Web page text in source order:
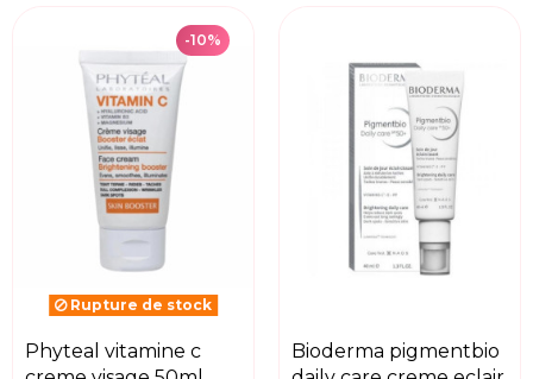
-10%
Rupture de stock
phyteal vitamine c
bioderma pigmentbio